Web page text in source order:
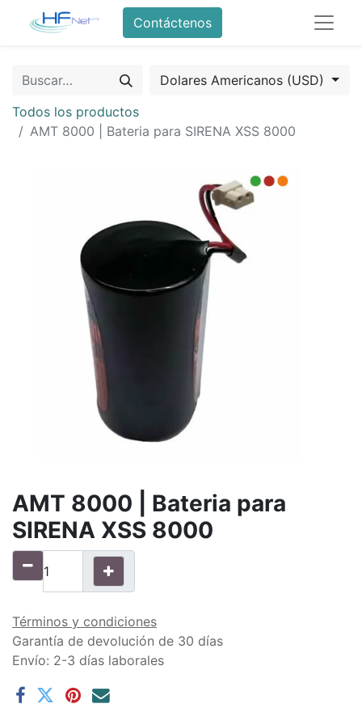
Contáctenos
Dolares Americanos (USD)
Todos los productos
AMT 8000 | Bateria para SIRENA XSS 8000
AMT 8000 | Bateria para
SIRENA XSS 8000
Términos y condiciones
Garantía de devolución de 30 días
Envío: 2-3 días laborales